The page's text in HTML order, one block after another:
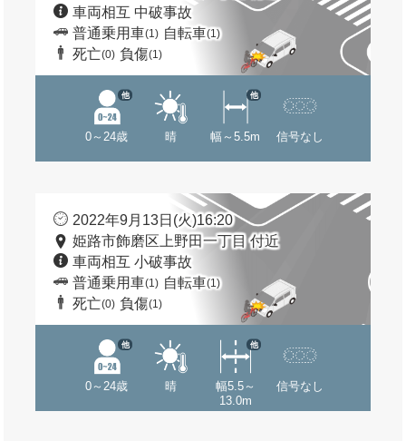
車両相互 中破事故
普通乗用車(1) 自転車(1)
死亡(0) 負傷(1)
0～24歳
他
晴 幅～5.5m
他
信号なし
2022年9月13日(火)16:20
姫路市飾磨区上野田一丁目 付近
車両相互 小破事故
普通乗用車(1) 自転車(1)
死亡(0) 負傷(1)
0～24歳
他
晴
幅5.5～
13.0m
他
信号なし